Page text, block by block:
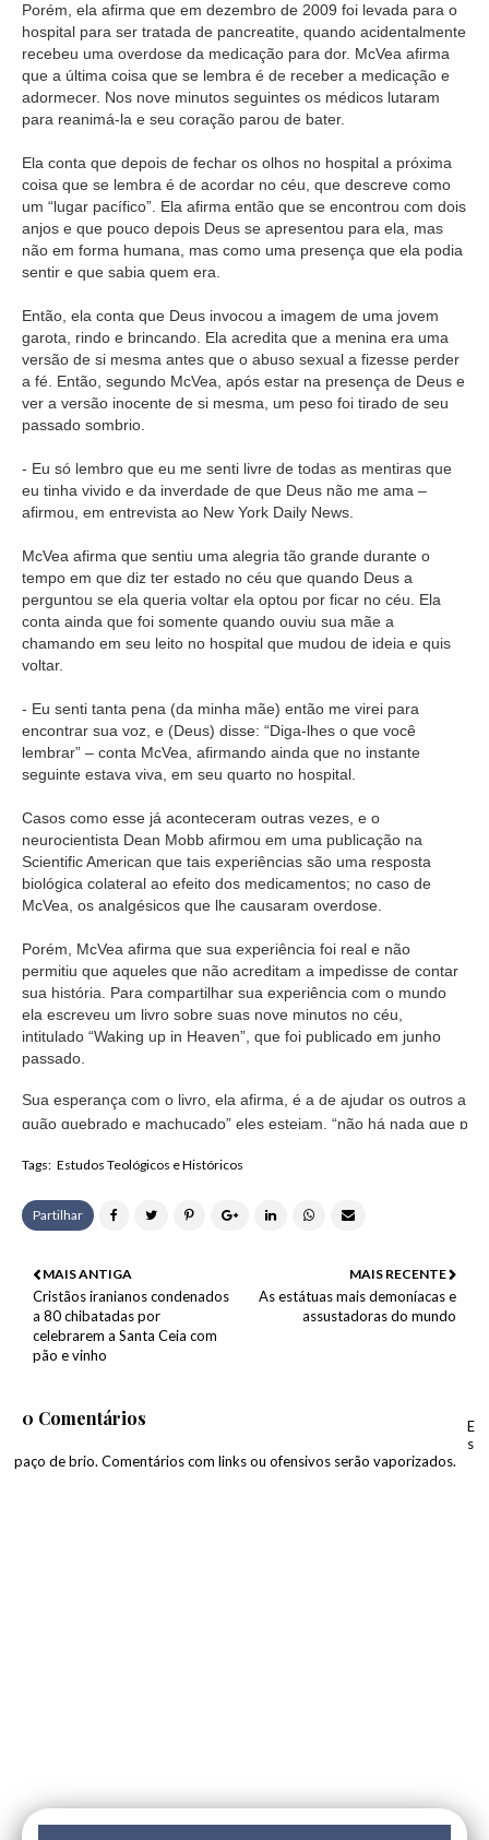
Porém, ela afirma que em dezembro de 2009 foi levada para o
hospital para ser tratada de pancreatite, quando acidentalmente
recebeu uma overdose da medicação para dor. McVea afirma
que a última coisa que se lembra é de receber a medicação e
adormecer. Nos nove minutos seguintes os médicos lutaram
para reanimá-la e seu coração parou de bater.
Ela conta que depois de fechar os olhos no hospital a próxima
coisa que se lembra é de acordar no céu, que descreve como
um “lugar pacífico”. Ela afirma então que se encontrou com dois
anjos e que pouco depois Deus se apresentou para ela, mas
não em forma humana, mas como uma presença que ela podia
sentir e que sabia quem era.
Então, ela conta que Deus invocou a imagem de uma jovem
garota, rindo e brincando. Ela acredita que a menina era uma
versão de si mesma antes que o abuso sexual a fizesse perder
a fé. Então, segundo McVea, após estar na presença de Deus e
ver a versão inocente de si mesma, um peso foi tirado de seu
passado sombrio.
- Eu só lembro que eu me senti livre de todas as mentiras que
eu tinha vivido e da inverdade de que Deus não me ama –
afirmou, em entrevista ao New York Daily News.
McVea afirma que sentiu uma alegria tão grande durante o
tempo em que diz ter estado no céu que quando Deus a
perguntou se ela queria voltar ela optou por ficar no céu. Ela
conta ainda que foi somente quando ouviu sua mãe a
chamando em seu leito no hospital que mudou de ideia e quis
voltar.
- Eu senti tanta pena (da minha mãe) então me virei para
encontrar sua voz, e (Deus) disse: “Diga-lhes o que você
lembrar” – conta McVea, afirmando ainda que no instante
seguinte estava viva, em seu quarto no hospital.
Casos como esse já aconteceram outras vezes, e o
neurocientista Dean Mobb afirmou em uma publicação na
Scientific American que tais experiências são uma resposta
biológica colateral ao efeito dos medicamentos; no caso de
McVea, os analgésicos que lhe causaram overdose.
Porém, McVea afirma que sua experiência foi real e não
permitiu que aqueles que não acreditam a impedisse de contar
sua história. Para compartilhar sua experiência com o mundo
ela escreveu um livro sobre suas nove minutos no céu,
intitulado “Waking up in Heaven”, que foi publicado em junho
passado.
Sua esperança com o livro, ela afirma, é a de ajudar os outros a
quão quebrado e machucado” eles estejam, “não há nada que
Tags: Estudos Teológicos e Históricos
Partilhar
MAIS RECENTE
As estátuas mais demoníacas e
assustadoras do mundo
MAIS ANTIGA
Cristãos iranianos condenados
a 80 chibatadas por
celebrarem a Santa Ceia com
pão e vinho
0 Comentários
E
s
paço de brio. Comentários com links ou ofensivos serão vaporizados.